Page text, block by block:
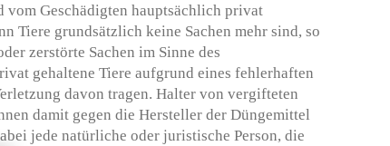
vom Geschädigten hauptsächlich privat
Tiere grundsätzlich keine Sachen mehr sind, so
zerstörte Sachen im Sinne des
gehaltene Tiere aufgrund eines fehlerhaften
davon tragen. Halter von vergifteten
damit gegen die Hersteller der Düngemittel
jede natürliche oder juristische Person, die